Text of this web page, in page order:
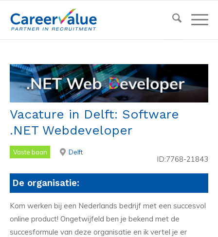
Vacature in Delft: Software
.NET Webdeveloper
Vaste baan Delft
ID:7768-21843
De organisatie:
Kom werken bij een Nederlands bedrijf met een succesvol
online product! Ongetwijfeld ben je bekend met de
succesformule van deze organisatie en ik vertel je er